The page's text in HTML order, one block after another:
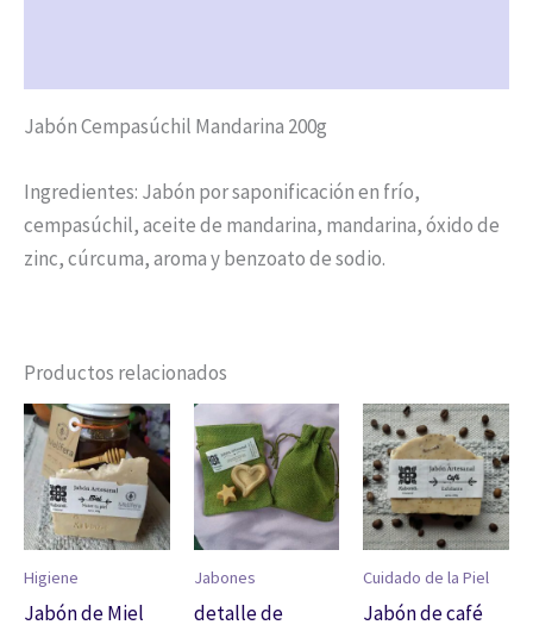
Jabón Cempasúchil Mandarina 200g
Ingredientes: Jabón por saponificación en frío,
cempasúchil, aceite de mandarina, mandarina, óxido de
zinc, cúrcuma, aroma y benzoato de sodio.
Productos relacionados
Higiene
Jabón de Miel
Jabones
detalle de
Cuidado de la Piel
Jabón de café